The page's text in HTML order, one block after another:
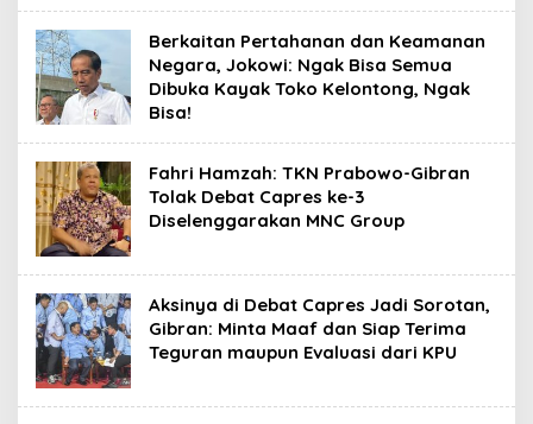
Berkaitan Pertahanan dan Keamanan
Negara, Jokowi: Ngak Bisa Semua
Dibuka Kayak Toko Kelontong, Ngak
Bisa!
Fahri Hamzah: TKN Prabowo-Gibran
Tolak Debat Capres ke-3
Diselenggarakan MNC Group
Aksinya di Debat Capres Jadi Sorotan,
Gibran: Minta Maaf dan Siap Terima
Teguran maupun Evaluasi dari KPU